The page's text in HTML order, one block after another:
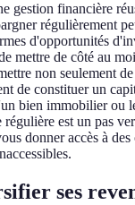
gestion financière
régulièrement
d'opportunités
mettre de côté au
non seulement
de constituer un
bien immobilier ou
est un pas
donner accès à
ses